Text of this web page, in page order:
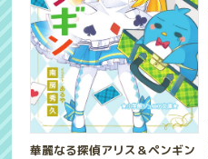
華麗なる探偵アリス＆ペンギン